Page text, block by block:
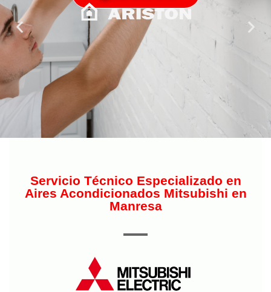
Servicio Técnico Especializado en
Aires Acondicionados Mitsubishi en
Manresa